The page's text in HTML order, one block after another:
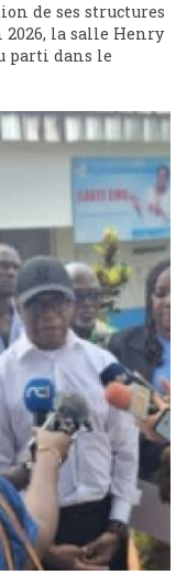
de ses structures
la salle Henry
parti dans le